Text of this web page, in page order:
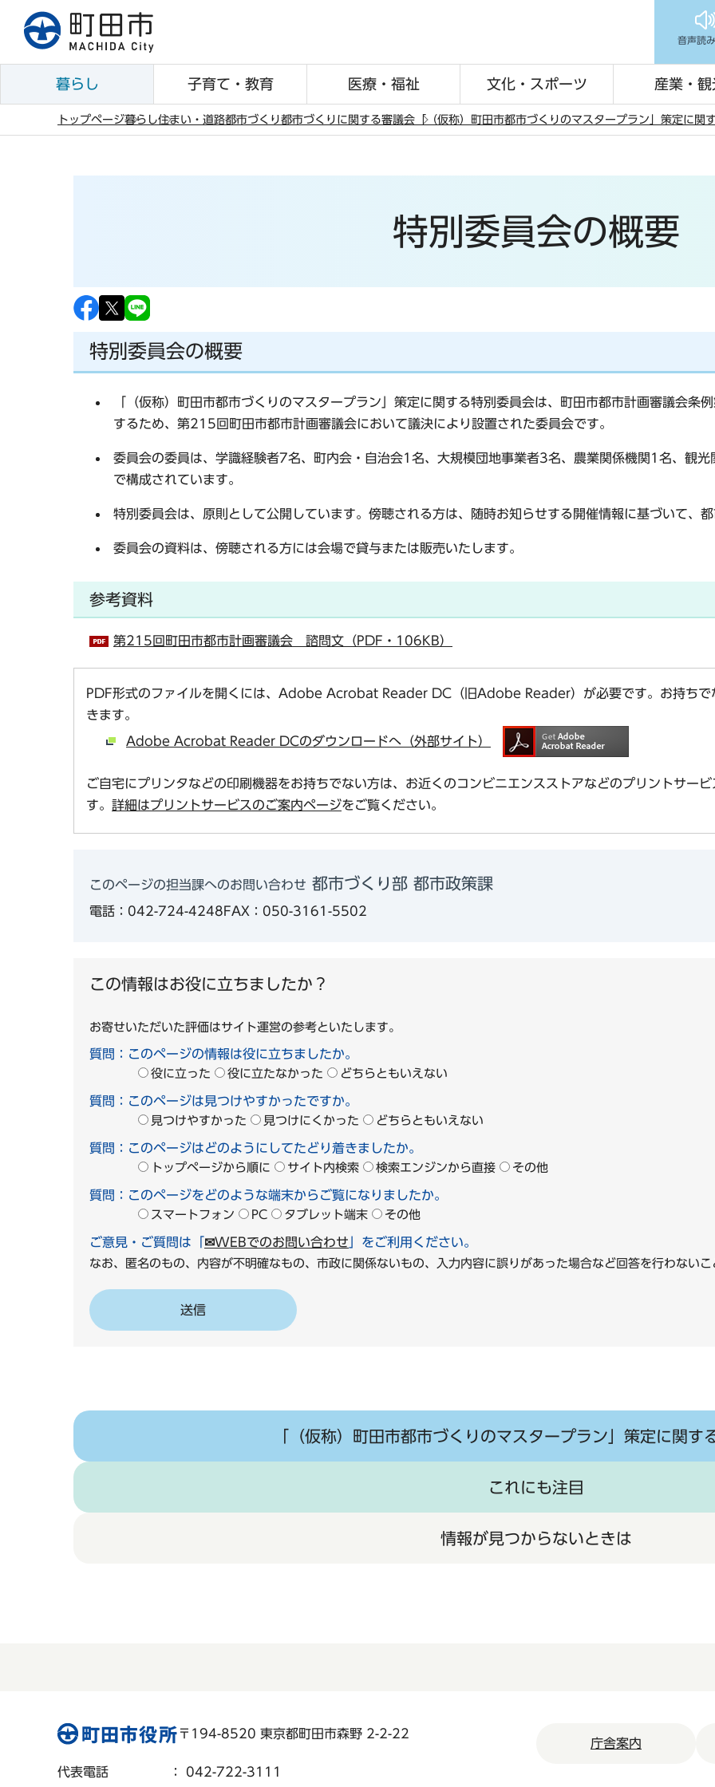
先
音声読
暮らし 子育て・教育 医療・福祉 文化・スポーツ 産業・観
トップページ暮らし住まい・道路都市づくり都市づくりに関する審議会 「（仮称）町田市都市づくりのマスタープラン」策定に関
特別委員会の概要
特別委員会の概要
「（仮称）町田市都市づくりのマスタープラン」策定に関する特別委員会は、町田市都市計画審議会条
するため、第215回町田市都市計画審議会において議決により設置された委員会です。
委員会の委員は、学識経験者7名、町内会・自治会1名、大規模団地事業者3名、農業関係機関1名、観
で構成されています。
特別委員会は、原則として公開しています。傍聴される方は、随時お知らせする開催情報に基づいて、都
委員会の資料は、傍聴される方には会場で貸与または販売いたします。
参考資料
第215回町田市都市計画審議会 諮問文（PDF・106KB）
PDF形式のファイルを開くには、Adobe Acrobat Reader DC（旧Adobe Reader）が必要です。お持ちで
きます。
Adobe Acrobat Reader DCのダウンロードへ（外部サイト）
ご自宅にプリンタなどの印刷機器をお持ちでない方は、お近くのコンビニエンスストアなどのプリントサー
す。 詳細はプリントサービスのご案内ページをご覧ください。
このページの担当課へのお問い合わせ 都市づくり部 都市政策課
電話：042-724-4248FAX：050-3161-5502
この情報はお役に立ちましたか？
お寄せいただいた評価はサイト運営の参考といたします。
質問：このページの情報は役に立ちましたか。
役に立った 役に立たなかった どちらともいえない
質問：このページは見つけやすかったですか。
見つけやすかった 見つけにくかった どちらともいえない
質問：このページはどのようにしてたどり着きましたか。
トップページから順に サイト内検索 検索エンジンから直接 その他
質問：このページをどのような端末からご覧になりましたか。
スマートフォン PC タブレット端末 その他
ご意見・ご質問は「 ✉WEBでのお問い合わせ 」をご利用ください。
なお、匿名のもの、内容が不明確なもの、市政に関係ないもの、入力内容に誤りがあった場合など回答を行わな
「（仮称）町田市都市づくりのマスタープラン」策定に関す
これにも注目
情報が見つからないときは
〒194-8520 東京都町田市森野 2-2-22
代表電話 ： 042-722-3111
庁舎案内